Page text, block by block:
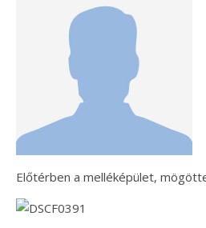
Előtérben a melléképület,